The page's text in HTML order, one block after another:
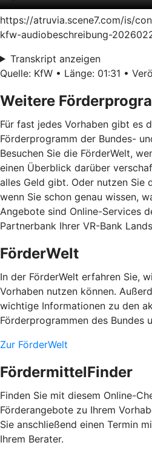
https://atruvia.scene7.com/is/
kfw-audiobeschreibung-
Transkript anzeigen
Quelle: KfW • Länge: 01:31 •
Weitere
Für fast jedes Vorhaben gibt es
Förderprogramm der Bundes-
Besuchen Sie die FörderWelt,
einen Überblick darüber
alles Geld gibt. Oder nutzen Sie
wenn Sie schon genau wissen,
Angebote sind Online-Services
Partnerbank Ihrer VR-Bank
FörderWelt
In der FörderWelt erfahren Sie,
Vorhaben nutzen können.
wichtige Informationen zu den
Förderprogrammen des Bundes
Zur FörderWelt
FördermittelFinder
Finden Sie mit diesem Online-
Förderangebote zu Ihrem
Sie anschließend einen Termin
Ihrem Berater.